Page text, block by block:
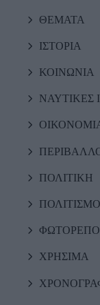
ΘΕΜΑΤΑ
ΙΣΤΟΡΙΑ
ΚΟΙΝΩΝΙΑ
ΝΑΥΤΙΚΕΣ
ΠΟΛΙΤΙΚΗ
ΧΡΗΣΙΜΑ